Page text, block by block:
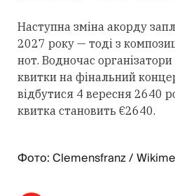
Наступна зміна акорду
2027 року — тоді з
нот. Водночас
квитки на фінальний
відбутися 4 вересня 2640
квитка становить €2640.
Фото: Clemensfranz /